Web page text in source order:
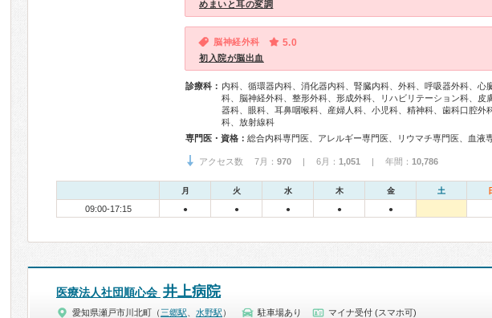
めまいと耳の変調
脳神経外科 5.0
初入院が脳出血
診療科： 内科、循環器内科、消化器内科、腎臓内科、外科、呼吸器外科、心
科、脳神経外科、整形外科、形成外科、リハビリテーション科、皮
器科、眼科、耳鼻咽喉科、産婦人科、小児科、精神科、歯科口腔外
科、放射線科
専門医・資格：
アクセス数 7月： 970 | 6月： 1,051 | 年間： 10,786
月 火 水 木 金 土
09:00-17:15 ● ● ● ● ●
医療法人社団順心会 井上病院
愛知県瀬戸市川北町（ 三郷駅 水野駅 ） 駐車場あり マイナ受付 (スマホ可)